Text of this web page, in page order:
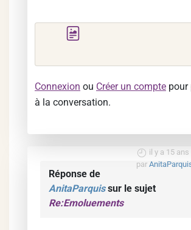
Connexion ou Créer un compte pour
à la conversation.
il y a 15
par
Réponse de
AnitaParquissur le sujet
Re:Emoluements